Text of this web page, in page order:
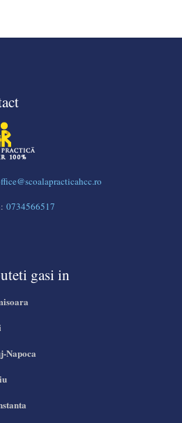
0734566517
gasi in
Napoca